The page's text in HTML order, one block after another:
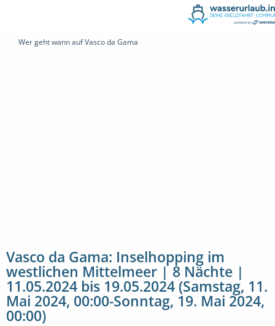
Wer geht wann auf Vasco da Gama
Vasco da Gama: Inselhopping im
westlichen Mittelmeer | 8 Nächte |
11.05.2024 bis 19.05.2024 (Samstag, 11.
Mai 2024, 00:00-Sonntag, 19. Mai 2024,
00:00)